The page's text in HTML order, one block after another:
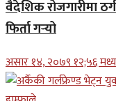
वैदेशिक रोजगारीमा
फिर्ता गर्‍यो
असार १४, २०७९ १२;५६